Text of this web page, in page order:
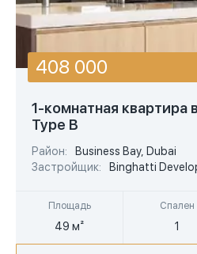
площадь больше
1-комнатная квартира
Type B
Район:
Business Bay, Dubai
Застройщик:
Binghatti
Площадь
49 м²
Спален
1
408 000